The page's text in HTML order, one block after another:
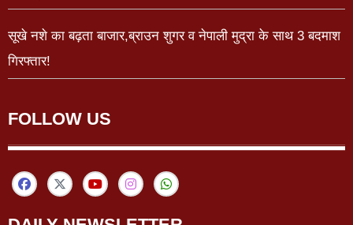
सूखे नशे का बढ़ता बाजार,ब्राउन शुगर व नेपाली मुद्रा के साथ 3 बदमाश
गिरफ्तार!
FOLLOW US